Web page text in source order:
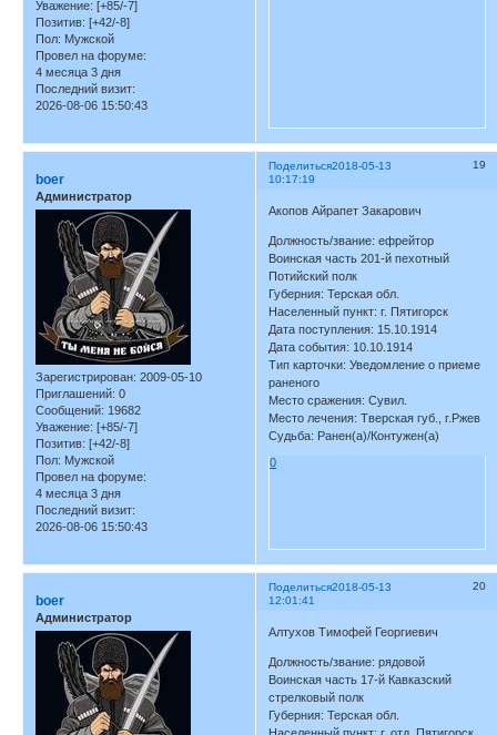
Уважение: [+85/-7]
Позитив: [+42/-8]
Пол: Мужской
Провел на форуме:
4 месяца 3 дня
Последний визит:
2026-08-06 15:50:43
Поделиться 19
2018-05-13
10:17:19
boer
Администратор
Зарегистрирован: 2009-05-10
Приглашений: 0
Сообщений: 19682
Уважение: [+85/-7]
Позитив: [+42/-8]
Пол: Мужской
Провел на форуме:
4 месяца 3 дня
Последний визит:
2026-08-06 15:50:43
Акопов Айрапет Закарович
Должность/звание: ефрейтор
Воинская часть 201-й пехотный
Потийский полк
Губерния: Терская обл.
Населенный пункт: г. Пятигорск
Дата поступления: 15.10.1914
Дата события: 10.10.1914
Тип карточки: Уведомление о приеме
раненого
Место сражения: Сувил.
Место лечения: Тверская губ., г.Ржев
Судьба: Ранен(а)/Контужен(а)
0
Поделиться 20
2018-05-13
12:01:41
boer
Администратор
Алтухов Тимофей Георгиевич
Должность/звание: рядовой
Воинская часть 17-й Кавказский
стрелковый полк
Губерния: Терская обл.